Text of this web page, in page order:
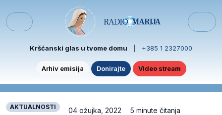
Menu
Kršćanski glas u tvome domu +385 1 2327000
Arhiv emisija Donirajte Video stream
AKTUALNOSTI 04 ožujka, 2022 5 minute čitanja